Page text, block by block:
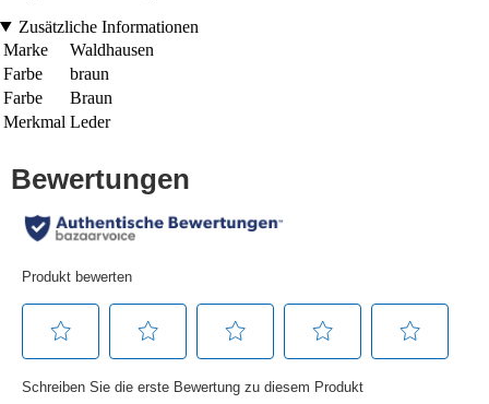
Zusätzliche Informationen
Marke
Waldhausen
Farbe
braun
Farbe
Braun
Merkmal Leder